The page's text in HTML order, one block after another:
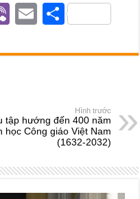
Vi
er
E
ail
S
ar
Hình trước
tập hướng đến 400 năm
học Công giáo Việt Nam
(1632-2032)